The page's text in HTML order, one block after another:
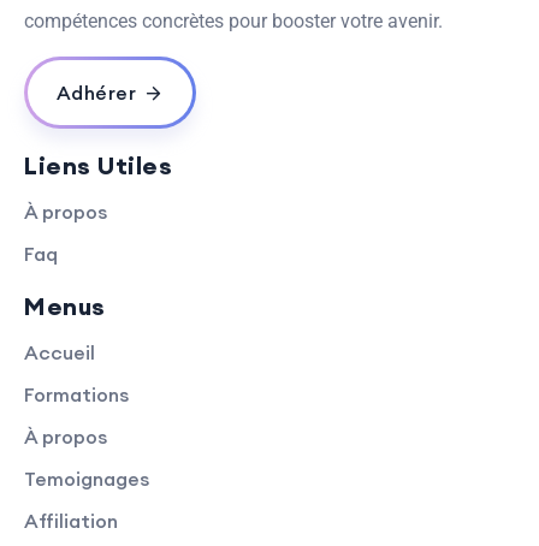
compétences concrètes pour booster votre avenir.
Adhérer
Liens Utiles
À propos
Faq
Menus
Accueil
Formations
À propos
Temoignages
Affiliation